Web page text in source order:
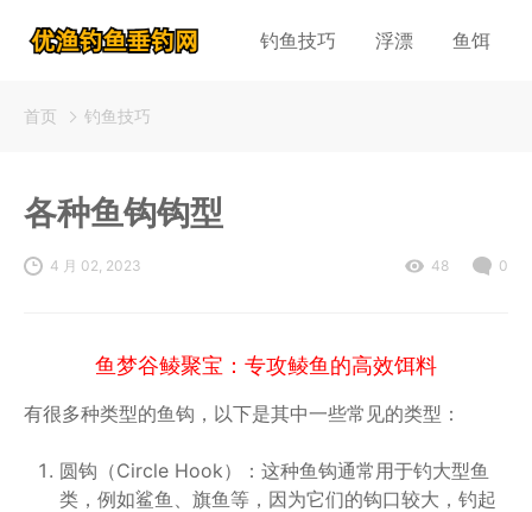
钓鱼技巧 浮漂 鱼饵
首页 钓鱼技巧
各种鱼钩钩型
4 月 02, 2023 48 0
鱼梦谷鲮聚宝：专攻鲮鱼的高效饵料
有很多种类型的鱼钩，以下是其中一些常见的类型：
圆钩（Circle Hook）：这种鱼钩通常用于钓大型鱼
类，例如鲨鱼、旗鱼等，因为它们的钩口较大，钓起